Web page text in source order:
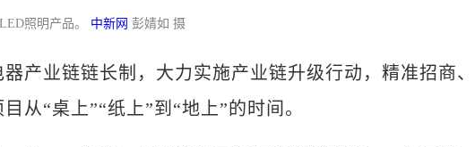
照明产品。 中新网 彭婧如 摄
业链链长制，大力实施产业链升级行动，精准招商、
从“桌上”“纸上”到“地上”的时间。